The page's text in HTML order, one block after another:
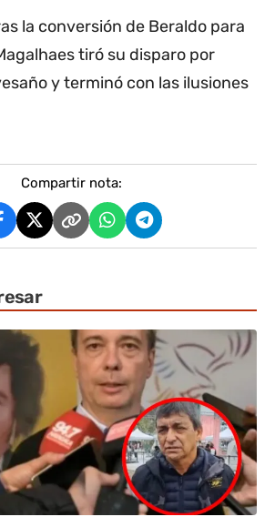
la conversión de Beraldo para
tiró su disparo por
y terminó con las ilusiones
Compartir nota: